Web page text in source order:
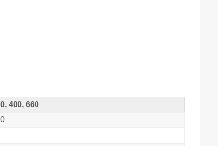
400, 660